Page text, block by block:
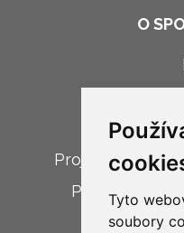
Tyto
soubory
O
Projekt:
Projekt: